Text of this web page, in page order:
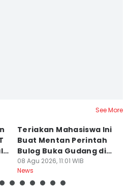
See More
Teriakan Mahasiswa Ini
Buat Mentan Perintah
Bulog Buka Gudang di
Alor
08 Agu 2026, 11:01 WIB
News